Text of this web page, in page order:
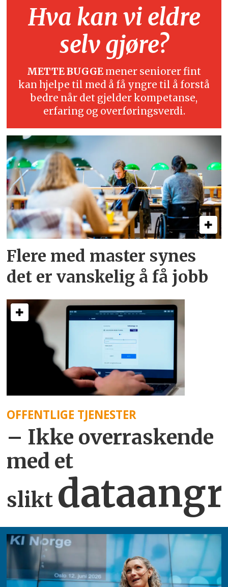
Hva kan vi eldre
selv gjøre?
METTE BUGGE mener seniorer fint
kan hjelpe til med å få yngre til å forstå
bedre når det gjelder kompetanse,
erfaring og overføringsverdi.
Flere med master synes
det er vanskelig å få jobb
OFFENTLIGE TJENESTER
– Ikke overraskende
med et
slikt